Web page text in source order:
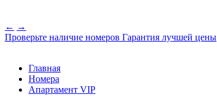
← →
Проверьте наличие номеров Гарантия лучшей цены
Главная
Номера
Апартамент VIP